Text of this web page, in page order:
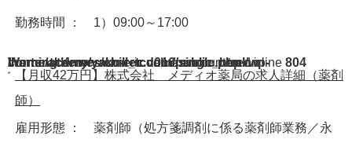
勤務時間 ： 1）09:00～17:00
Warning: A non-numeric value encountered in
/home/acdmy/yaku-rec.com/public_html/wp-content/themes/chill_tcd016/single.phpon line 804
【月収42万円】株式会社 メディオ薬局の求人詳細（薬剤
師）
雇用形態 ： 薬剤師（処方箋調剤に係る薬剤師業務／永